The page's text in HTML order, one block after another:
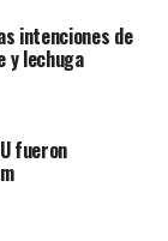
favor de
a elecciones
intenciones de
y lechuga
fueron